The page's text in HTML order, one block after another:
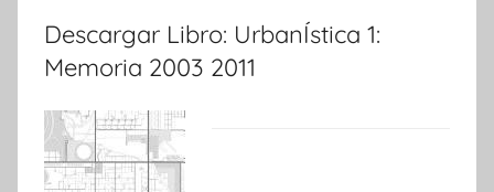
Descargar Libro: UrbanÍstica 1:
Memoria 2003 2011